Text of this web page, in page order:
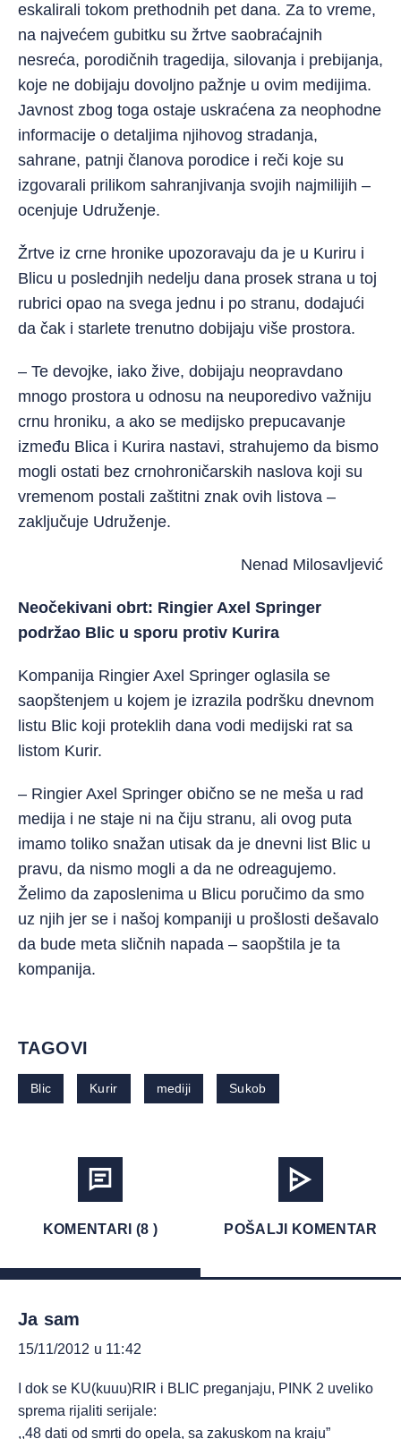
eskalirali tokom prethodnih pet dana. Za to vreme,
na najvećem gubitku su žrtve saobraćajnih
nesreća, porodičnih tragedija, silovanja i prebijanja,
koje ne dobijaju dovoljno pažnje u ovim medijima.
Javnost zbog toga ostaje uskraćena za neophodne
informacije o detaljima njihovog stradanja,
sahrane, patnji članova porodice i reči koje su
izgovarali prilikom sahranjivanja svojih najmilijih –
ocenjuje Udruženje.
Žrtve iz crne hronike upozoravaju da je u Kuriru i
Blicu u poslednjih nedelju dana prosek strana u toj
rubrici opao na svega jednu i po stranu, dodajući
da čak i starlete trenutno dobijaju više prostora.
– Te devojke, iako žive, dobijaju neopravdano
mnogo prostora u odnosu na neuporedivo važniju
crnu hroniku, a ako se medijsko prepucavanje
između Blica i Kurira nastavi, strahujemo da bismo
mogli ostati bez crnohroničarskih naslova koji su
vremenom postali zaštitni znak ovih listova –
zaključuje Udruženje.
Nenad Milosavljević
Neočekivani obrt: Ringier Axel Springer
podržao Blic u sporu protiv Kurira
Kompanija Ringier Axel Springer oglasila se
saopštenjem u kojem je izrazila podršku dnevnom
listu Blic koji proteklih dana vodi medijski rat sa
listom Kurir.
– Ringier Axel Springer obično se ne meša u rad
medija i ne staje ni na čiju stranu, ali ovog puta
imamo toliko snažan utisak da je dnevni list Blic u
pravu, da nismo mogli a da ne odreagujemo.
Želimo da zaposlenima u Blicu poručimo da smo
uz njih jer se i našoj kompaniji u prošlosti dešavalo
da bude meta sličnih napada – saopštila je ta
kompanija.
TAGOVI
Blic Kurir mediji Sukob
KOMENTARI (8 ) POŠALJI KOMENTAR
Ja sam
15/11/2012 u 11:42
I dok se KU(kuuu)RIR i BLIC preganjaju, PINK 2 uveliko
sprema rijaliti serijale:
,,48 dati od smrti do opela, sa zakuskom na kraju”